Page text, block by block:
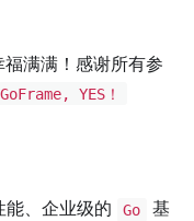
满满！感谢所有参
GoFrame, YES！
能、企业级的 Go
基